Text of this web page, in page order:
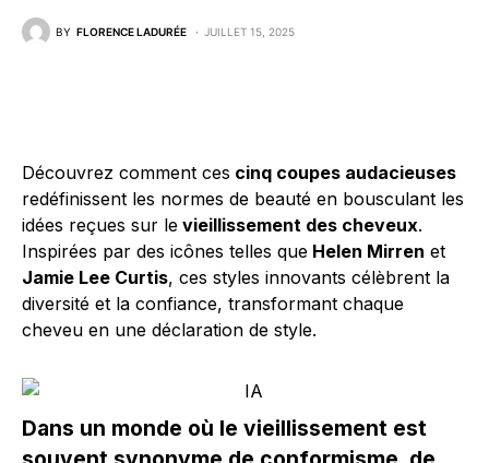
BY FLORENCE LADURÉE JUILLET 15, 2025
Découvrez comment ces cinq coupes audacieuses
redéfinissent les normes de beauté en bousculant les
idées reçues sur le vieillissement des cheveux.
Inspirées par des icônes telles que Helen Mirren et
Jamie Lee Curtis, ces styles innovants célèbrent la
diversité et la confiance, transformant chaque
cheveu en une déclaration de style.
Dans un monde où le vieillissement est